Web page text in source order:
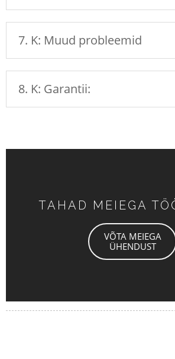
7. K: Muud probleemid
8. K: Garantii:
TAHAD MEIEGA
VÕTA MEIEGA
ÜHENDUST